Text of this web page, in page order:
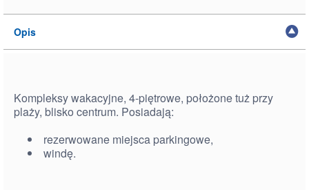
Opis
Kompleksy wakacyjne, 4-piętrowe, położone tuż przy
plaży, blisko centrum. Posiadają:
rezerwowane miejsca parkingowe,
windę.